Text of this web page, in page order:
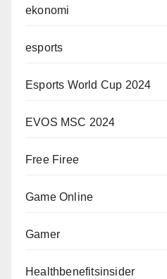
ekonomi
esports
Esports World Cup 2024
EVOS MSC 2024
Free Firee
Game Online
Gamer
Healthbenefitsinsider